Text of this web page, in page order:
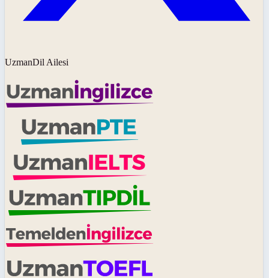
UzmanDil Ailesi